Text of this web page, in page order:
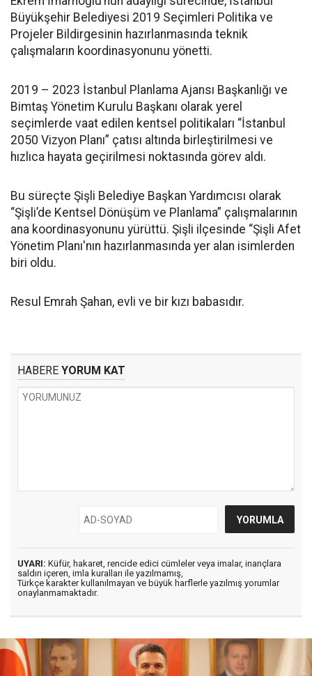
Büyükşehir Belediyesi 2019 Seçimleri Politika ve
Projeler Bildirgesinin hazırlanmasında teknik
çalışmaların koordinasyonunu yönetti.
2019 – 2023 İstanbul Planlama Ajansı Başkanlığı ve
Bimtaş Yönetim Kurulu Başkanı olarak yerel
seçimlerde vaat edilen kentsel politikaları “İstanbul
2050 Vizyon Planı” çatısı altında birleştirilmesi ve
hızlıca hayata geçirilmesi noktasında görev aldı.
Bu süreçte Şişli Belediye Başkan Yardımcısı olarak
“Şişli’de Kentsel Dönüşüm ve Planlama” çalışmalarının
ana koordinasyonunu yürüttü. Şişli ilçesinde “Şişli Afet
Yönetim Planı'nın hazırlanmasında yer alan isimlerden
biri oldu.
Resul Emrah Şahan, evli ve bir kızı babasıdır.
HABERE YORUM KAT
UYARI: Küfür, hakaret, rencide edici cümleler veya imalar, inançlara
saldırı içeren, imla kuralları ile yazılmamış,
Türkçe karakter kullanılmayan ve büyük harflerle yazılmış yorumlar
onaylanmamaktadır.